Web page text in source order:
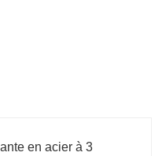
en acier à 3